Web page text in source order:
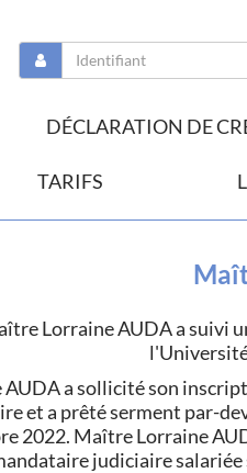
DÉCLARATION DE
TARIFS
Lorraine AUDA a suivi
a sollicité son
et a prêté serment par-
2022. Maître Lorraine
judiciaire salariée